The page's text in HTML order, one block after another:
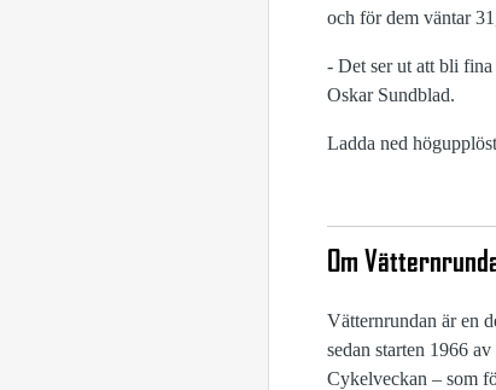
och för dem väntar
- Det ser ut att bli fina
Oskar Sundblad.
Ladda ned
Om
Vätternrundan är en
sedan starten 1966
Cykelveckan – som